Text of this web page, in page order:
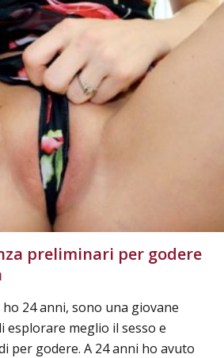
preliminari per godere
24 anni, sono una giovane
esplorare meglio il sesso e
per godere. A 24 anni ho avuto